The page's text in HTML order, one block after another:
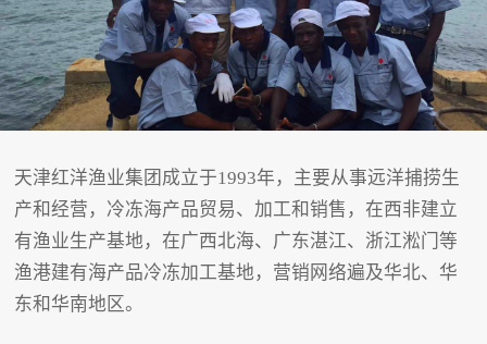
天津红洋渔业集团成立于1993年，主要从事远洋捕捞生
产和经营，冷冻海产品贸易、加工和销售，在西非建立
有渔业生产基地，在广西北海、广东湛江、浙江淞门等
渔港建有海产品冷冻加工基地，营销网络遍及华北、华
东和华南地区。